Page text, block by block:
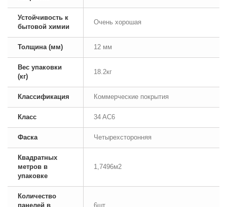
Устойчивость к
бытовой химии
Очень хорошая
Толщина (мм) 12 мм
Вес упаковки
(кг)
18.2кг
Классификация Коммерческие покрытия
Класс 34 AC6
Фаска Четырехсторонняя
Квадратных
метров в
упаковке
1,7496м2
Количество
панелей в
6шт